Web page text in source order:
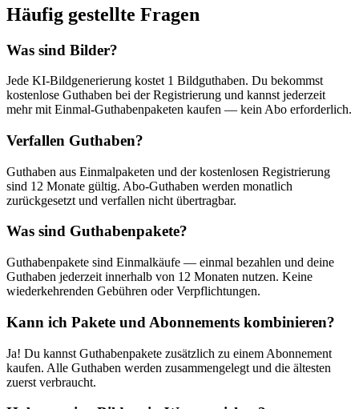
Häufig gestellte Fragen
Was sind Bilder?
Jede KI-Bildgenerierung kostet 1 Bildguthaben. Du bekommst
kostenlose Guthaben bei der Registrierung und kannst jederzeit
mehr mit Einmal-Guthabenpaketen kaufen — kein Abo erforderlich.
Verfallen Guthaben?
Guthaben aus Einmalpaketen und der kostenlosen Registrierung
sind 12 Monate gültig. Abo-Guthaben werden monatlich
zurückgesetzt und verfallen nicht übertragbar.
Was sind Guthabenpakete?
Guthabenpakete sind Einmalkäufe — einmal bezahlen und deine
Guthaben jederzeit innerhalb von 12 Monaten nutzen. Keine
wiederkehrenden Gebühren oder Verpflichtungen.
Kann ich Pakete und Abonnements kombinieren?
Ja! Du kannst Guthabenpakete zusätzlich zu einem Abonnement
kaufen. Alle Guthaben werden zusammengelegt und die ältesten
zuerst verbraucht.